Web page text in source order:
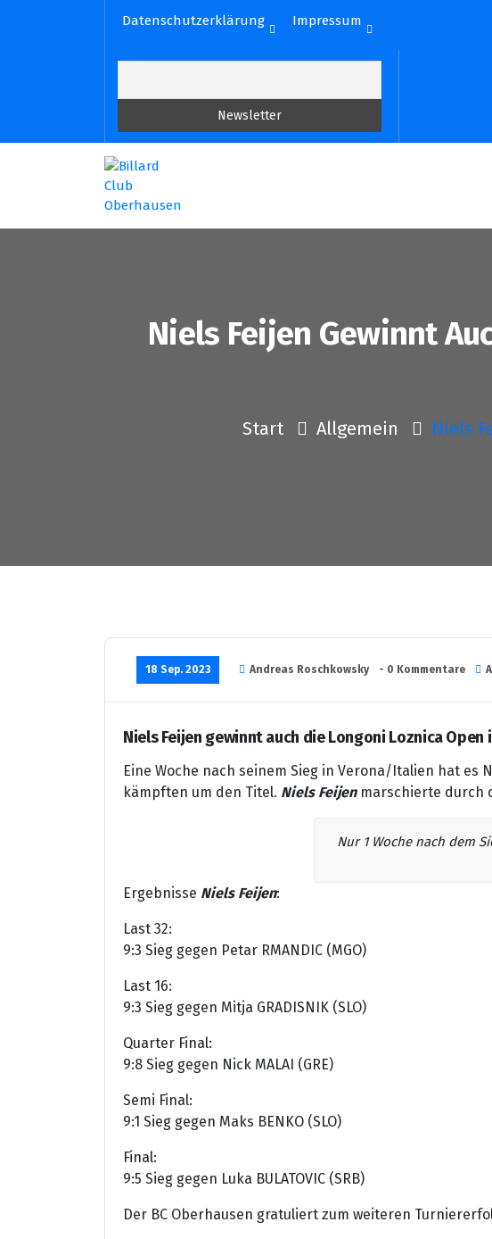
Datenschutzerklärung Impressum
Niels Feijen Gewinnt
Start Allgemein Niels
18 Sep. 2023 Andreas Roschkowsky - 0 Kommentare
Niels Feijen gewinnt auch die Longoni Loznica Open
Eine Woche nach seinem Sieg in Verona/Italien hat
kämpften um den Titel. Niels Feijenmarschierte durch
Nur 1 Woche nach dem
Ergebnisse Niels Feijen:
Last 32:
9:3 Sieg gegen Petar RMANDIC (MGO)
Last 16:
9:3 Sieg gegen Mitja GRADISNIK (SLO)
Quarter Final:
9:8 Sieg gegen Nick MALAI (GRE)
Semi Final:
9:1 Sieg gegen Maks BENKO (SLO)
Final:
9:5 Sieg gegen Luka BULATOVIC (SRB)
Der BC Oberhausen gratuliert zum weiteren